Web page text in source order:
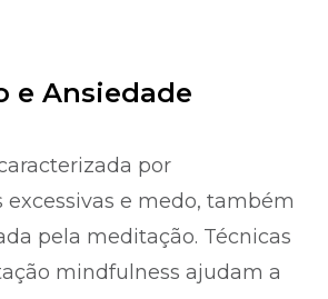
e Ansiedade
por
excessivas e medo, também
pela meditação. Técnicas
mindfulness ajudam a